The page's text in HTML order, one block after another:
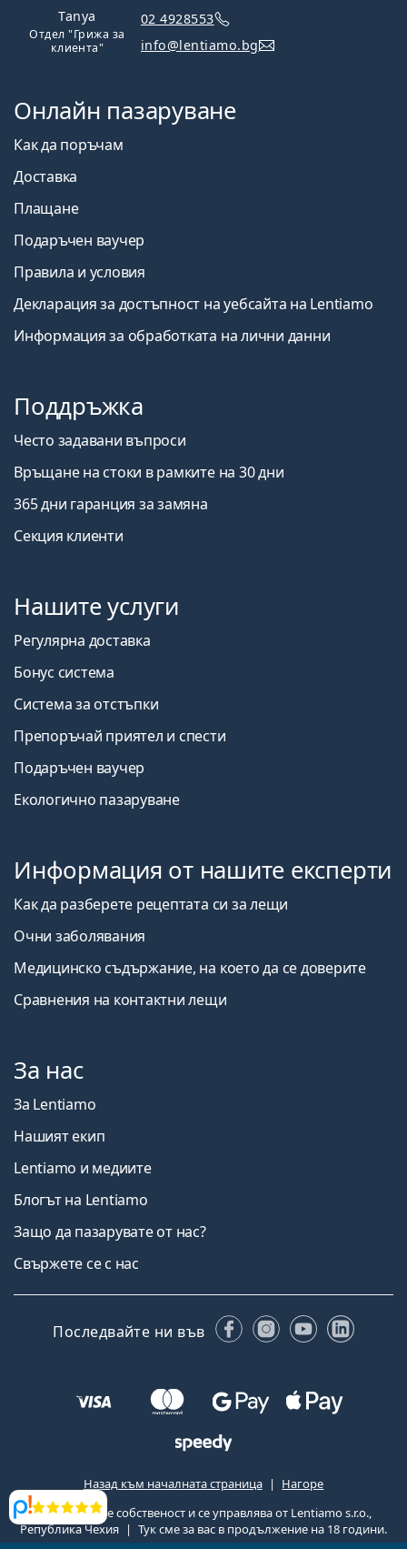
Прегледи
Tanya
Отдел "Грижа за
клиента"
02 4928553
info@lentiamo.bg
Онлайн пазаруване
Как да поръчам
Доставка
Плащане
Подаръчен ваучер
Правила и условия
Декларация за достъпност на уебсайта на Lentiamo
Информация за обработката на лични данни
Поддръжка
Често задавани въпроси
Връщане на стоки в рамките на 30 дни
365 дни гаранция за замяна
Секция клиенти
Нашите услуги
Регулярна доставка
Бонус система
Система за отстъпки
Препоръчай приятел и спести
Подаръчен ваучер
Екологично пазаруване
Информация от нашите експерти
Как да разберете рецептата си за лещи
Очни заболявания
Медицинско съдържание, на което да се доверите
Сравнения на контактни лещи
За нас
За Lentiamo
Нашият екип
Lentiamo и медиите
Блогът на Lentiamo
Защо да пазарувате от нас?
Свържете се с нас
Последвайте ни във FacebookInstagram
YouTube
Назад към началната страница
Нагоре
Lentiamo.bg е собственост и се управлява от Lentiamo s.r.o.,
Република Чехия
Тук сме за вас в продължение на 18 години.